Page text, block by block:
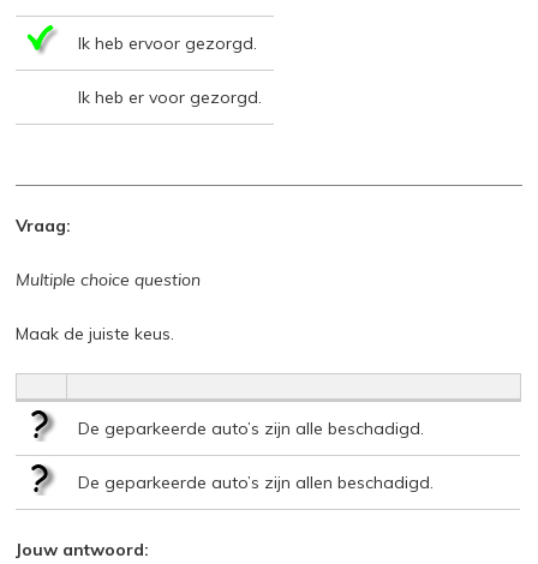
Ik heb ervoor gezorgd.
Ik heb er voor gezorgd.
Vraag:
Multiple choice question
Maak de juiste keus.
De geparkeerde auto’s zijn alle beschadigd.
De geparkeerde auto’s zijn allen beschadigd.
Jouw antwoord: